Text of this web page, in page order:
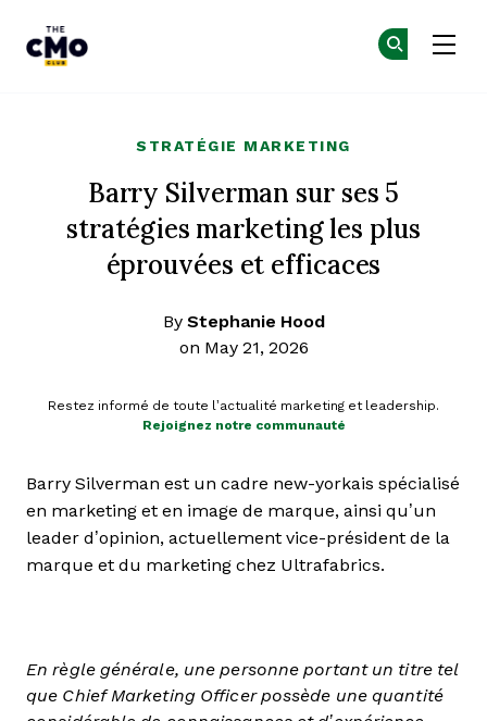
STRATÉGIE MARKETING
Barry Silverman sur ses 5
stratégies marketing les plus
éprouvées et efficaces
By Stephanie Hood
on May 21, 2026
Restez informé de toute l’actualité marketing et leadership.
Rejoignez notre communauté
Barry Silverman est un cadre new-yorkais spécialisé
en marketing et en image de marque, ainsi qu’un
leader d’opinion, actuellement vice-président de la
marque et du marketing chez Ultrafabrics.
En règle générale, une personne portant un titre tel
que Chief Marketing Officer possède une quantité